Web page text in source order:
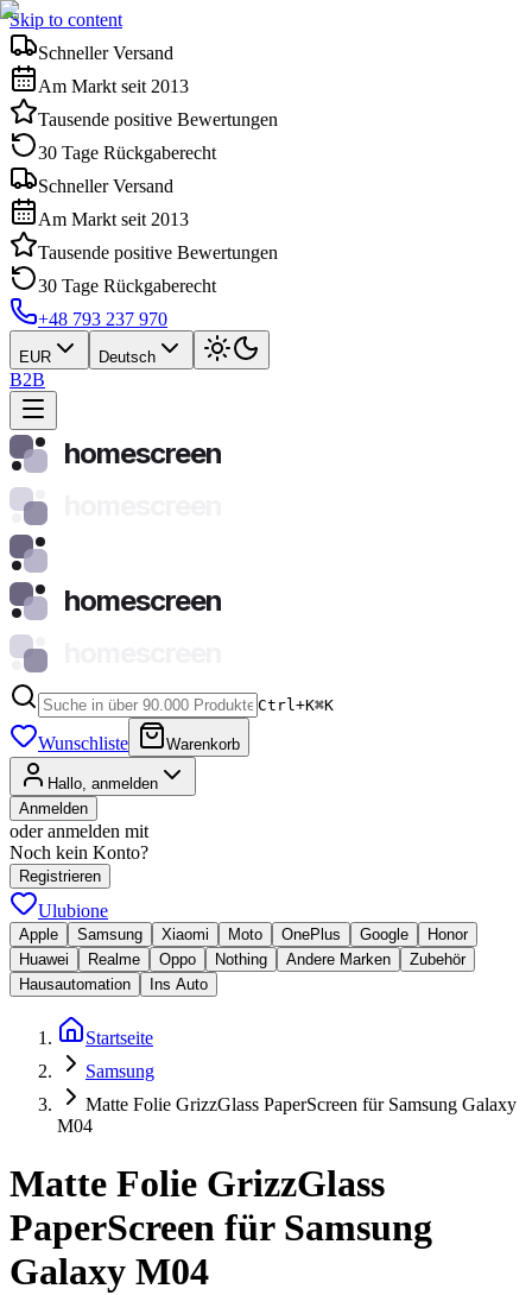
Skip to content
Schneller Versand
Am Markt seit 2013
Tausende positive Bewertungen
30 Tage Rückgaberecht
Schneller Versand
Am Markt seit 2013
Tausende positive Bewertungen
30 Tage Rückgaberecht
+48 793 237 970
EUR Deutsch
B2B
homescreen
homescreen
Ctrl+K⌘K
Wunschliste Warenkorb
Hallo, anmelden
Anmelden
oder anmelden mit
Noch kein Konto?
Registrieren
Ulubione
Apple Samsung Xiaomi Moto OnePlus Google
Honor
Huawei
Realme Oppo Nothing Andere Marken
Zubehör
Hausautomation
Ins Auto
Startseite
Samsung
Matte Folie GrizzGlass PaperScreen für Samsung Galaxy
M04
Matte Folie GrizzGlass
PaperScreen für Samsung
Galaxy M04